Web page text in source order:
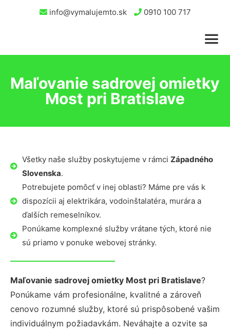
info@vymalujemto.sk 0910 100 717
Maľovanie sadrovej omietky
Most pri Bratislave
Všetky naše služby poskytujeme v rámci Západného
Slovenska.
Potrebujete pomôcť v inej oblasti? Máme pre vás k
dispozícii aj elektrikára, vodoinštalatéra, murára a
ďalších remeselníkov.
Ponúkame komplexné služby vrátane tých, ktoré nie
sú priamo v ponuke webovej stránky.
Maľovanie sadrovej omietky Most pri Bratislave?
Ponúkame vám profesionálne, kvalitné a zároveň
cenovo rozumné služby, ktoré sú prispôsobené vašim
individuálnym požiadavkám. Neváhajte a ozvite sa